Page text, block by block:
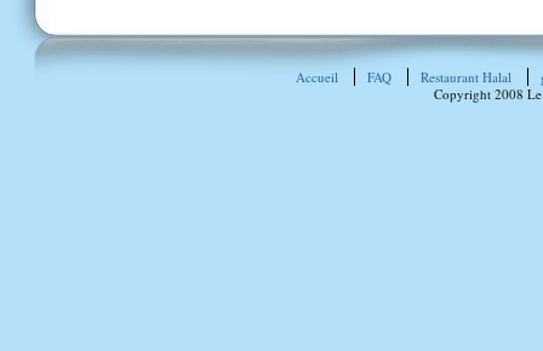
Accueil FAQ Restaurant Halal
Copyright 2008